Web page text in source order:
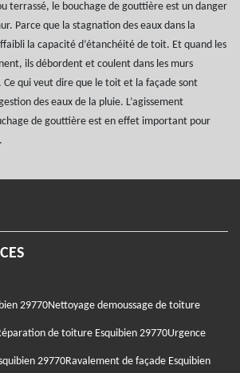
terrassé, le bouchage de gouttière est un danger
Parce que la stagnation des eaux dans la
la capacité d’étanchéité de toit. Et quand les
ils débordent et coulent dans les murs
qui veut dire que le toit et la façade sont
des eaux de la pluie. L’agissement
de gouttière est en effet important pour
29770Nettoyage demoussage de toiture
de toiture Esquibien 29770Urgence
29770Ravalement de façade Esquibien